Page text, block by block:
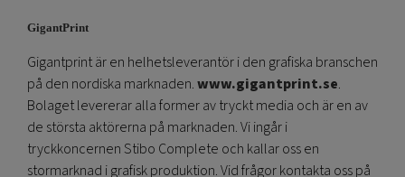
GigantPrint
Gigantprint är en helhetsleverantör i den grafiska branschen
på den nordiska marknaden.www.gigantprint.se.
Bolaget levererar alla former av tryckt media och är en av
de största aktörerna på marknaden. Vi ingår i
tryckkoncernen Stibo Complete och kallar oss en
stormarknad i grafisk produktion. Vid frågor kontakta oss på